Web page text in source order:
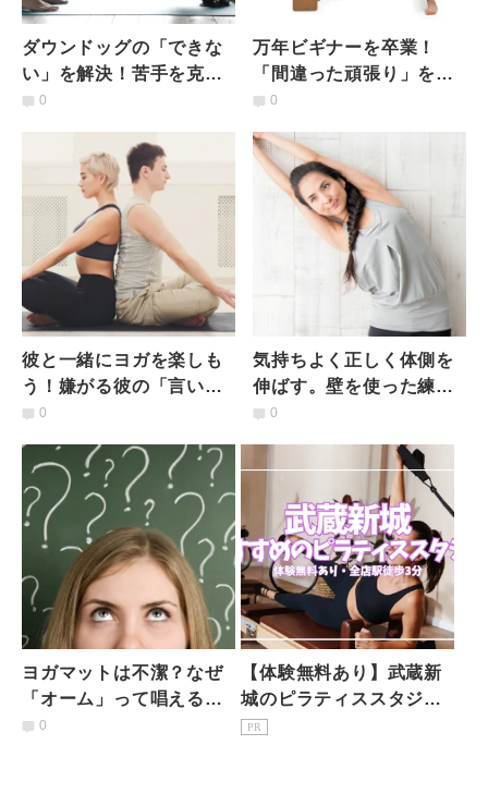
ダウンドッグの「できな
い」を解決！苦手を克服
するためのコツ５つ
0
万年ビギナーを卒業！
「間違った頑張り」を正
すヨガブロックの使い方
0
彼と一緒にヨガを楽しも
う！嫌がる彼の「言いわ
け」を払しょくするに
0
気持ちよく正しく体側を
伸ばす。壁を使った練習
で半月のポーズをマスタ
0
ヨガマットは不潔？なぜ
「オーム」って唱える
の？ヨガビギナーが違和
0
【体験無料あり】武蔵新
城のピラティススタジオ7
選｜初心者・女性専用を
PR